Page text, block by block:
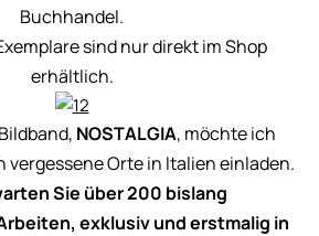
Buchhandel.
sind nur direkt im Shop
erhältlich.
NOSTALGIA, möchte ich
vergessene Orte in Italien einladen.
Sie über 200 bislang
exklusiv und erstmalig in